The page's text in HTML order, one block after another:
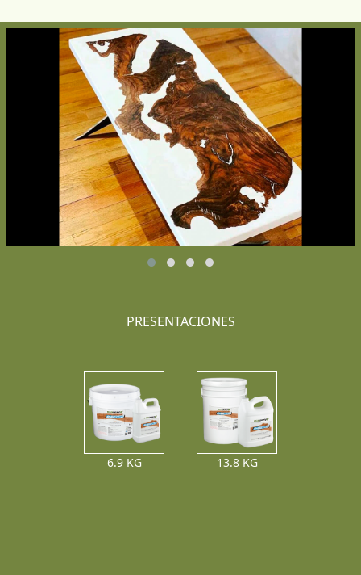
PRESENTACIONES
6.9 KG 13.8 KG